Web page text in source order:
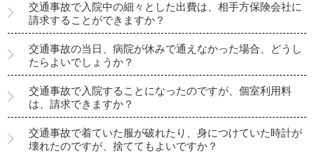
交通事故で入院中の細々とした出費は、相手方保険会社に
請求することができますか？
交通事故の当日、病院が休みで通えなかった場合、どうし
たらよいでしょうか？
交通事故で入院することになったのですが、個室利用料
は、請求できますか？
交通事故で着ていた服が破れたり、身につけていた時計が
壊れたのですが、捨ててもよいですか？